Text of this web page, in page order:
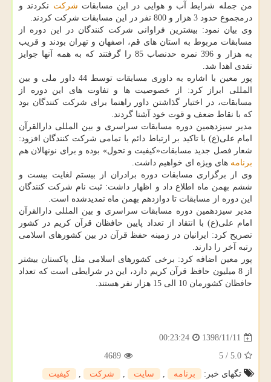
من جمله شرایط آب و هوایی در این مسابقات شركت نكردند و
درمجموع حدود 3 هزار و 800 نفر در این مسابقات شركت كردند.
وی بیان نمود: بیشترین فراوانی شركت كنندگان در این دوره از
مسابقات مربوط به استان های قم، اصفهان و تهران بودند و قریب
به هزار و 396 نمره حدنصاب 85 را گرفتند كه به همه آنها جوایز
نقدی اهدا شد.
پور معین با اشاره به داوری مسابقات توسط 44 داور ملی و بین
المللی ابراز كرد: از خصوصیت ها و تفاوت های این دوره از
مسابقات، در اختیار گذاشتن داور راهنما برای شركت كنندگان بود
كه با نقاط ضعف و قوت خود آشنا گردند.
مدیر سیزدهمین دوره مسابقات سراسری و بین المللی دارالقرآن
امام علی(ع) با تاكید بر ارتباط دائم با تمامی شركت كنندگان افزود:
شعار فصل جدید مسابقات«كیفیت و تحول» بوده و برای نونهالان هم
برنامه های ویژه ای خواهیم داشت.
وی از برگزاری مسابقات دوره برادران از بیستم لغایت بیست و
ششم بهمن ماه اطلاع داد و اظهار داشت: ثبت نام شركت كنندگان
این دوره از مسابقات تا دوازدهم بهمن ماه تمدیدشده است.
مدیر سیزدهمین دوره مسابقات سراسری و بین المللی دارالقرآن
امام علی(ع) با انتقاد از تعداد پایین حافظان قرآن كریم در كشور
تصریح كرد: ایرانیان در زمینه حفظ قرآن در بین كشورهای اسلامی
رتبه آخر را دارند.
پور معین اضافه كرد: برخی كشورهای اسلامی مثل پاكستان بیشتر
از 8 میلیون حافظ قرآن كریم دارد، این در شرایطی است كه تعداد
حافظان كشورمان 10 الی 15 هزار نفر هستند.
1398/11/11
00:23:24
5.0
/
5
4689
تگهای خبر:
برنامه , سایت , شركت , كیفیت